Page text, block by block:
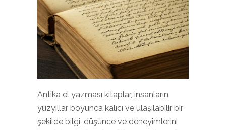
Antika el yazması kitaplar, insanların
yüzyıllar boyunca kalıcı ve ulaşılabilir bir
şekilde bilgi, düşünce ve deneyimlerini